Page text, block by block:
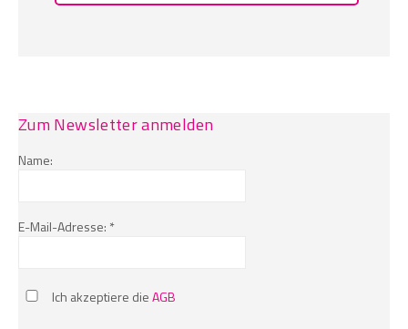
Zum Newsletter anmelden
Name:
E-Mail-Adresse: *
Ich akzeptiere dieAGB